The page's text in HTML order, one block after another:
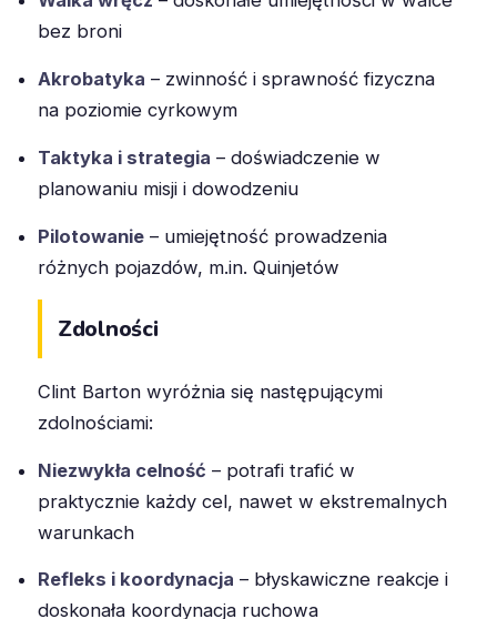
bez broni
Akrobatyka – zwinność i sprawność fizyczna
na poziomie cyrkowym
Taktyka i strategia – doświadczenie w
planowaniu misji i dowodzeniu
Pilotowanie – umiejętność prowadzenia
różnych pojazdów, m.in. Quinjetów
Zdolności
Clint Barton wyróżnia się następującymi
zdolnościami:
Niezwykła celność – potrafi trafić w
praktycznie każdy cel, nawet w ekstremalnych
warunkach
Refleks i koordynacja – błyskawiczne reakcje i
doskonała koordynacja ruchowa